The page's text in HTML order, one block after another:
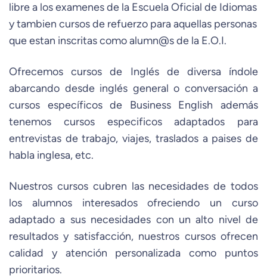
libre a los examenes de la Escuela Oficial de Idiomas
y tambien cursos de refuerzo para aquellas personas
que estan inscritas como alumn@s de la E.O.I.
Ofrecemos cursos de Inglés de diversa índole
abarcando desde inglés general o conversación a
cursos específicos de Business English además
tenemos cursos especificos adaptados para
entrevistas de trabajo, viajes, traslados a paises de
habla inglesa, etc.
Nuestros cursos cubren las necesidades de todos
los alumnos interesados ofreciendo un curso
adaptado a sus necesidades con un alto nivel de
resultados y satisfacción, nuestros cursos ofrecen
calidad y atención personalizada como puntos
prioritarios.